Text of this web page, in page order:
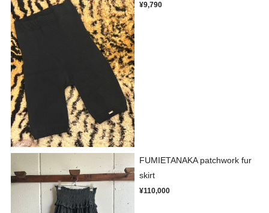
¥9,790
FUMIETANAKA patchwork fur
skirt
¥110,000